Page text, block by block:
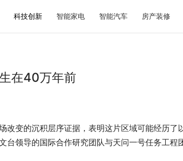
科技创新 智能家电 智能汽车 房产装修
在40万年前
改变的沉积层序证据，表明这片区域可能经历了
台领导的国际合作研究团队与天问一号任务工程